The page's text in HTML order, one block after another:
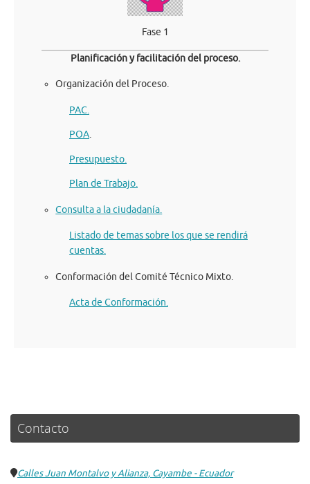
Fase 1
Planificación y facilitación del proceso.
Organización del Proceso.
PAC.
POA.
Presupuesto.
Plan de Trabajo.
Consulta a la ciudadanía.
Listado de temas sobre los que se rendirá
cuentas.
Conformación del Comité Técnico Mixto.
Acta de Conformación.
Contacto
Calles Juan Montalvo y Alianza, Cayambe - Ecuador